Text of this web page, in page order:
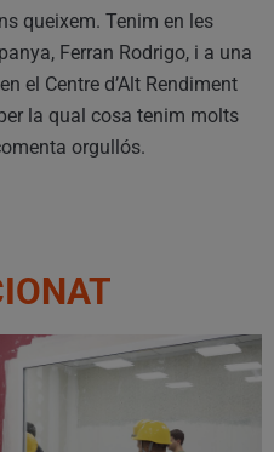
queixem. Tenim en les
Ferran Rodrigo, i a una
el Centre d’Alt Rendiment
la qual cosa tenim molts
orgullós.